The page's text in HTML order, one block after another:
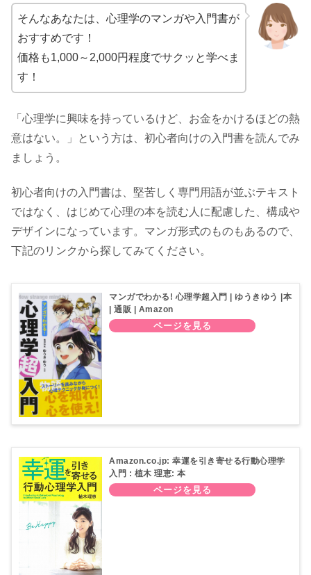
そんなあなたは、心理学のマンガや入門書が
おすすめです！
価格も1,000～2,000円程度でサクッと学べま
す！
「心理学に興味を持っているけど、お金をかけるほどの熱
意はない。」という方は、初心者向けの入門書を読んでみ
ましょう。
初心者向けの入門書は、堅苦しく専門用語が並ぶテキスト
ではなく、はじめて心理の本を読む人に配慮した、構成や
デザインになっています。マンガ形式のものもあるので、
下記のリンクから探してみてください。
マンガでわかる! 心理学超入門 | ゆうきゆう |本
| 通販 | Amazon
Amazon.co.jp: 幸運を引き寄せる行動心理学
入門 : 植木 理恵: 本